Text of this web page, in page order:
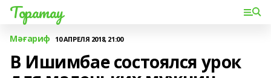
Торатау
Мәғариф 10 АПРЕЛЯ 2018, 21:00
В Ишимбае состоялся урок